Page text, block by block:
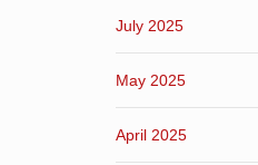
July 2025
May 2025
April 2025